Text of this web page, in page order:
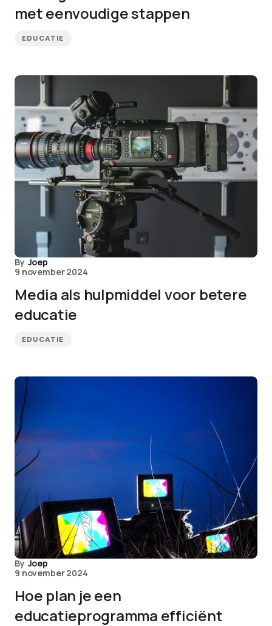
met eenvoudige stappen
EDUCATIE
By Joep
9 november 2024
Media als hulpmiddel voor betere
educatie
EDUCATIE
By Joep
9 november 2024
Hoe plan je een
educatieprogramma efficiënt